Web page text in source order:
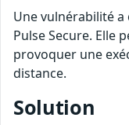
Une vulnérabilité
Pulse Secure. Elle
provoquer une
distance.
Solution